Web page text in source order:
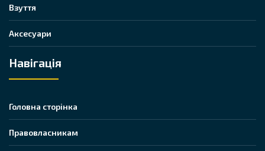
Взуття
Аксесуари
Навігація
Головна сторінка
Правовласникам